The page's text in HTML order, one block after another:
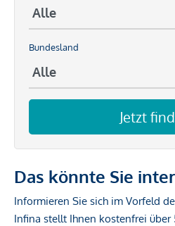
Bundesland
Jetzt
Das könnte Sie
Informieren Sie sich im Vorfeld
Infina stellt Ihnen kostenfrei